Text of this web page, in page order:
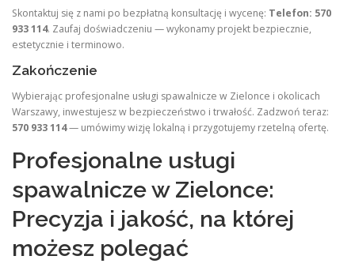
Skontaktuj się z nami po bezpłatną konsultację i wycenę: Telefon: 570
933 114. Zaufaj doświadczeniu — wykonamy projekt bezpiecznie,
estetycznie i terminowo.
Zakończenie
Wybierając profesjonalne usługi spawalnicze w Zielonce i okolicach
Warszawy, inwestujesz w bezpieczeństwo i trwałość. Zadzwoń teraz:
570 933 114— umówimy wizję lokalną i przygotujemy rzetelną ofertę.
Profesjonalne usługi
spawalnicze w Zielonce:
Precyzja i jakość, na której
możesz polegać